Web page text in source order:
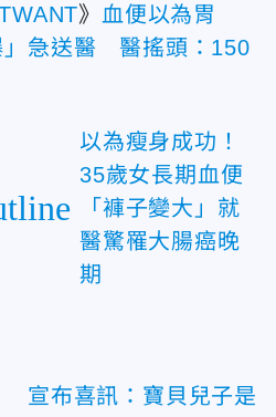
》 血便以為胃
」急送醫 醫搖頭：150
以為瘦身成功！
35歲女長期血便
「褲子變大」就
醫驚罹大腸癌晚
期
宣布喜訊：寶貝兒子是